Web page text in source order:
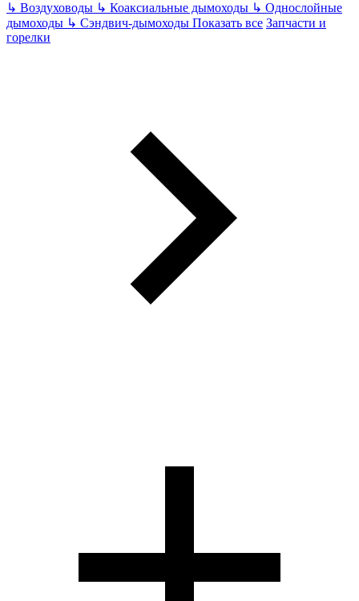
↳ Воздуховоды ↳ Коаксиальные дымоходы ↳ Однослойные
дымоходы ↳ Сэндвич-дымоходы Показать все Запчасти и
горелки